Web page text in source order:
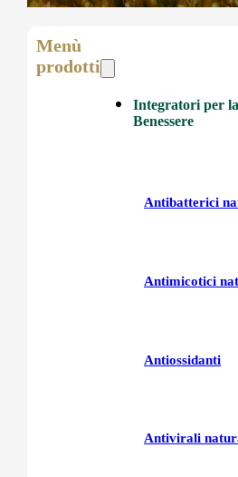
Menù
prodotti
Integratori per
Benessere
Antibatterici
Antimicotici
Antiossidanti
Antivirali